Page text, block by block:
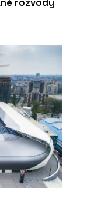
rozvody